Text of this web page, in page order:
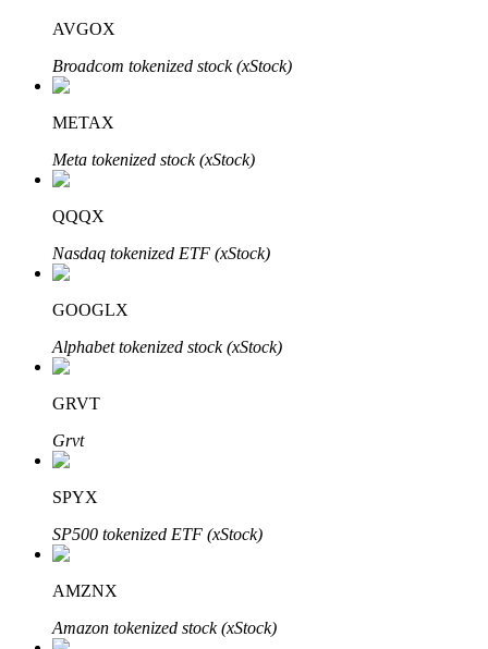
Investimento Automático
Aprenda a apostar
Aprenda como ganhar renda passiva
Bitrue
Parceiros Bitrue
AVGOX
Broadcom tokenized stock (xStock)
METAX
Meta tokenized stock (xStock)
QQQX
Nasdaq tokenized ETF (xStock)
GOOGLX
Alphabet tokenized stock (xStock)
GRVT
Grvt
SPYX
SP500 tokenized ETF (xStock)
AMZNX
Amazon tokenized stock (xStock)